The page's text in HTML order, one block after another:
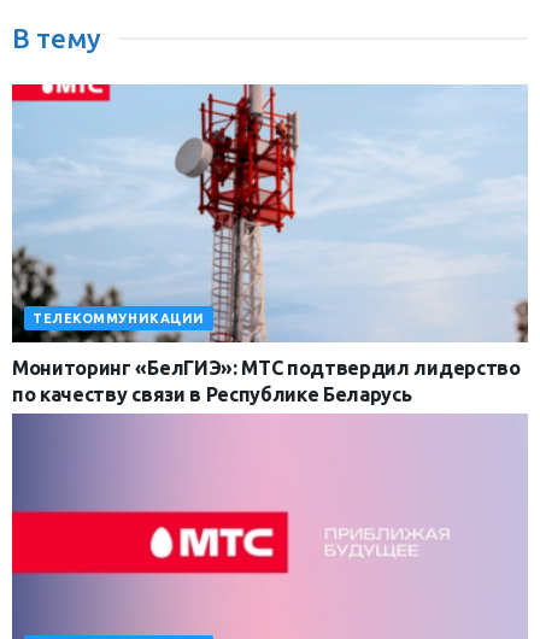
В тему
ТЕЛЕКОММУНИКАЦИИ
Мониторинг «БелГИЭ»: МТС подтвердил лидерство
по качеству связи в Республике Беларусь